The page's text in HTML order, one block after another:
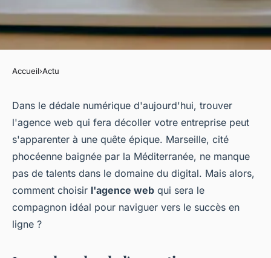
Comment choisir son agence
web à Marseille ?
jeannot•18 décembre 2023•2 min de lecture
Accueil›Actu
Dans le dédale numérique d'aujourd'hui, trouver
l'agence web qui fera décoller votre entreprise peut
s'apparenter à une quête épique. Marseille, cité
phocéenne baignée par la Méditerranée, ne manque
pas de talents dans le domaine du digital. Mais alors,
comment choisir l'agence web qui sera le
compagnon idéal pour naviguer vers le succès en
ligne ?